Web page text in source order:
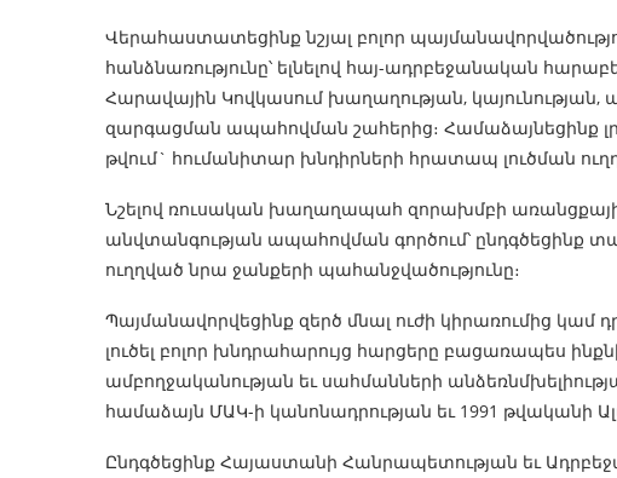
Վերահաստատեցինք նշյալ բոլոր
հանձնառությունը՝ ելնելով հայ-ադրբեջանական
Հարավային Կովկասում խաղաղության,
զարգացման ապահովման շահերից։ Համաձայնեցինք
թվում` հումանիտար խնդիրների հրատապ լուծման
Նշելով ռուսական խաղաղապահ զորախմբի
անվտանգության ապահովման գործում՝ ընդգծեցինք
ուղղված նրա ջանքերի պահանջվածությունը։
Պայմանավորվեցինք զերծ մնալ ուժի կիրառումից կամ
լուծել բոլոր խնդրահարույց հարցերը բացառապես
ամբողջականության եւ սահմանների
համաձայն ՄԱԿ-ի կանոնադրության եւ 1991 թվականի
Ընդգծեցինք Հայաստանի Հանրապետության եւ